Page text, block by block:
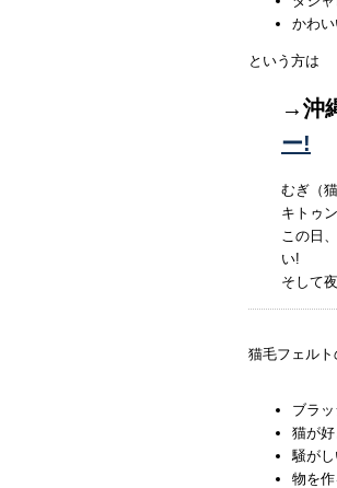
かわ
という方は
→沖
ー!
むぎ（
キトゥ
この日
い!
そして
猫毛フェルト
ブラ
猫が好
騒がし
物を